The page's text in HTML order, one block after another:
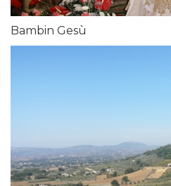
Bambin Gesù